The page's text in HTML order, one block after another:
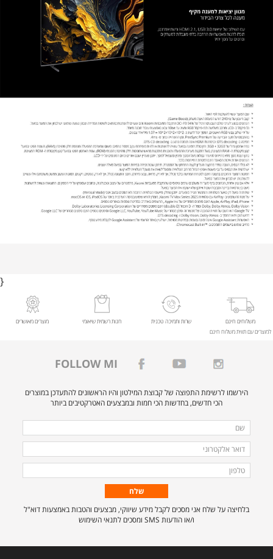
}
משלוחים חינם
למוצרים עם תווית משלוח חינם
שרות ותמיכה טכנית חנות רשמית שיאומי מוצרים מאושרים
FOLLOW MI
הירשמו לרשימת התפוצה של קבוצת המילטון והיו הראשונים להתעדכן במוצרים
הכי חדשים, בחדשות הכי חמות ובמבצעים האטרקטיבים ביותר
מלאו
את
הפרטים
הבאים
לרשימת
שם
דואר
אלקטרוני
טלפון
בלחיצה על שלח אני מסכים לקבל מידע שיווקי, מבצעים והטבות באמצעות דוא"ל
ו/או הודעות SMS ומסכים לתנאי השימוש